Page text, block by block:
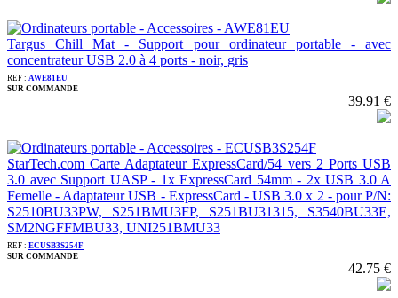
Targus Chill Mat - Support pour ordinateur portable - avec
concentrateur USB 2.0 à 4 ports - noir, gris
REF : AWE81EU
SUR COMMANDE
39.91 €
StarTech.com Carte Adaptateur ExpressCard/54 vers 2 Ports USB
3.0 avec Support UASP - 1x ExpressCard 54mm - 2x USB 3.0 A
Femelle - Adaptateur USB - ExpressCard - USB 3.0 x 2 - pour P/N:
S2510BU33PW, S251BMU3FP, S251BU31315, S3540BU33E,
SM2NGFFMBU33, UNI251BMU33
REF : ECUSB3S254F
SUR COMMANDE
42.75 €